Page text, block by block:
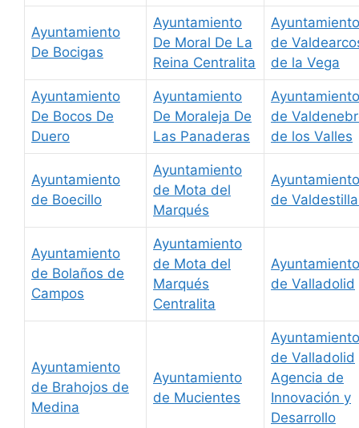
Ayuntamiento
De Bocigas
Ayuntamiento
De Moral De La
Reina Centralita
Ayuntamiento
de
de la Vega
Ayuntamiento
De Bocos De
Duero
Ayuntamiento
De Moraleja De
Las Panaderas
Ayuntamiento
de
de los Valles
Ayuntamiento
de Boecillo
Ayuntamiento
de Mota del
Marqués
Ayuntamiento
de
Ayuntamiento
de Bolaños de
Campos
Ayuntamiento
de Mota del
Marqués
Centralita
Ayuntamiento
de Valladolid
Ayuntamiento
de Brahojos de
Medina
Ayuntamiento
de Mucientes
Ayuntamiento
de Valladolid
Agencia de
Innovación y
Desarrollo